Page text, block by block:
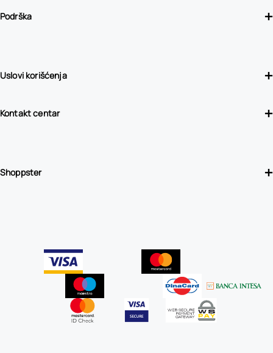
Podrška
Uslovi korišćenja
Kontakt centar
Shoppster